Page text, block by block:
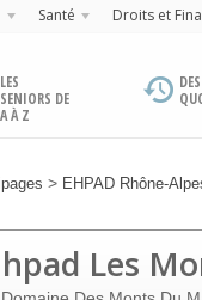
Santé Droits et
LES
SENIORS DE
A À Z
> EHPAD Rhône-
Les